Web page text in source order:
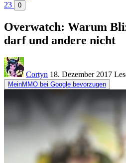
23
0
Overwatch: Warum
darf und andere nicht
Cortyn 18. Dezember 2017
MeinMMO bei Google bevorzugen